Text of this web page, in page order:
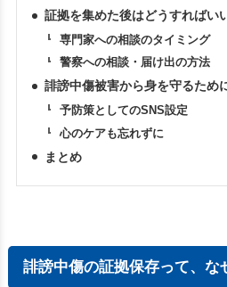
証拠を集めた後はどうすればい
専門家への相談のタイミング
警察への相談・届け出の方法
誹謗中傷被害から身を守るため
予防策としてのSNS設定
心のケアも忘れずに
まとめ
誹謗中傷の証拠保存って、な